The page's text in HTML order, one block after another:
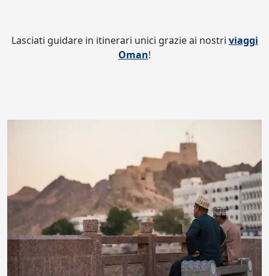
Lasciati guidare in itinerari unici grazie ai nostri viaggi
Oman!